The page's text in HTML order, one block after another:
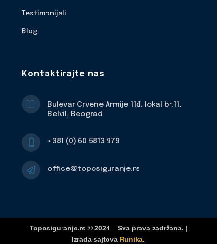
Testimonijali
Blog
Kontaktirajte nas
Bulevar Crvene Armije 11đ, lokal br.11,
Belvil, Beograd
+381 (0) 60 5813 979
 office@toposiguranje.rs
Toposiguranje.rs © 2024 – Sva prava zadržana. |
Izrada sajtova Runika.